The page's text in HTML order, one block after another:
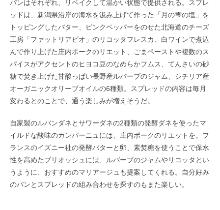
パンはそれぞれ、リベイクして温かい状態で提供される。スプレ
ッドは、新潟県沿岸の海水を汲み上げて作った「月の雫の塩」を
トッピングしたバター、ピンクペッパーをのせた北海道のチーズ
工房「ファットリアビオ」のリコッタフレスカ、白ワインで煮込
んで作り上げた庄内ポークのリエット、ごまペーストや複数のス
パイスがアクセントのヒヨコ豆のなめらかフムス、てんさいの砂
糖で焚き上げた甘酸っぱい長野産ルバーブのジャム、シチリア産
オーガニックオリーブオイルの6種類。スプレッドの内容は毎月
変わるとのことで、通う楽しみが増えそうだ。
自家製のルバンダネとサワーダネの2種類の発酵ダネを使ったマ
イルドな酸味のカンパーニュには、庄内ポークのリエットを。フ
ランスのイズニー社の発酵バターと卵、素焚糖を使うことで保水
性を高めたブリオッシュには、ルバーブのジャムやリコッタとい
うように、おすすめのマリアージュも提案してくれる。自分好み
のパンとスプレッドの組み合わせを探すのもまた楽しい。